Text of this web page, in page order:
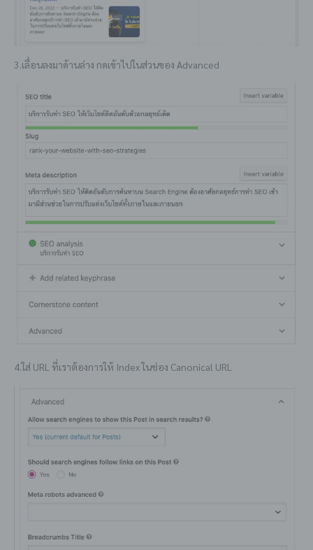
3.เลื่อนลงมาด้านล่าง กดเข้าไปในส่วนของ Advanced
4.ใส่ URL ที่เราต้องการให้ Index ในช่อง Canonical URL